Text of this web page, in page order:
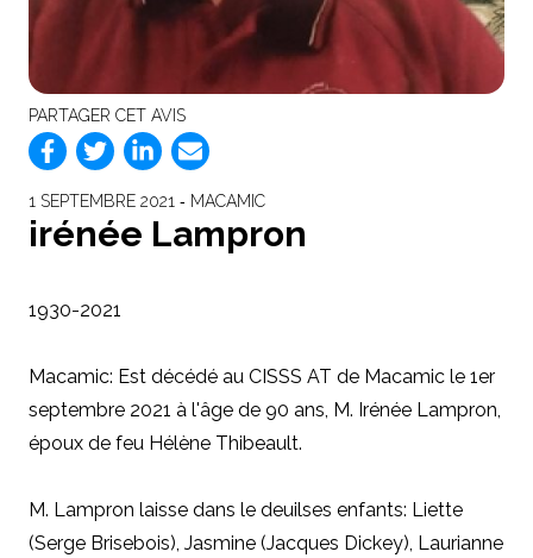
PARTAGER CET AVIS
1 SEPTEMBRE 2021 ‐ MACAMIC
irénée Lampron
1930-2021
Macamic: Est décédé au CISSS AT de Macamic le 1er
septembre 2021 à l'âge de 90 ans, M. Irénée Lampron,
époux de feu Hélène Thibeault.
M. Lampron laisse dans le deuilses enfants: Liette
(Serge Brisebois), Jasmine (Jacques Dickey), Laurianne